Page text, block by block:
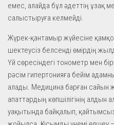
емес, алайда бұл әдеттің ұзақ
салыстыруға келмейді.
Жүрек-қантамыр жүйесіне
шектеусіз белсенді өмірдің
Үй сөресіндегі тонометр мен
рәсім гипертонияға бейім
алады. Медицина барған сайын
апаттардың көпшілігінің алдын
уақытында байқалып, қайтымсыз